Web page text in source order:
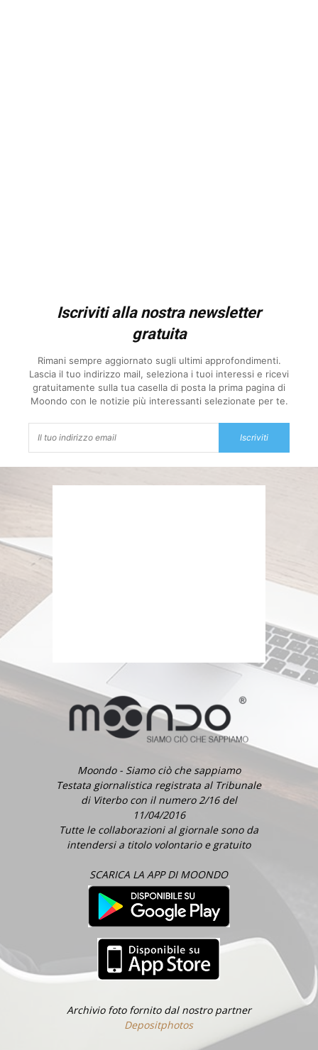
Iscriviti alla nostra newsletter
gratuita
Rimani sempre aggiornato sugli ultimi approfondimenti.
Lascia il tuo indirizzo mail, seleziona i tuoi interessi e ricevi
gratuitamente sulla tua casella di posta la prima pagina di
Moondo con le notizie più interessanti selezionate per te.
Iscriviti
Moondo - Siamo ciò che sappiamo
Testata giornalistica registrata al Tribunale
di Viterbo con il numero 2/16 del
11/04/2016
Tutte le collaborazioni al giornale sono da
intendersi a titolo volontario e gratuito
SCARICA LA APP DI MOONDO
Archivio foto fornito dal nostro partner
Depositphotos